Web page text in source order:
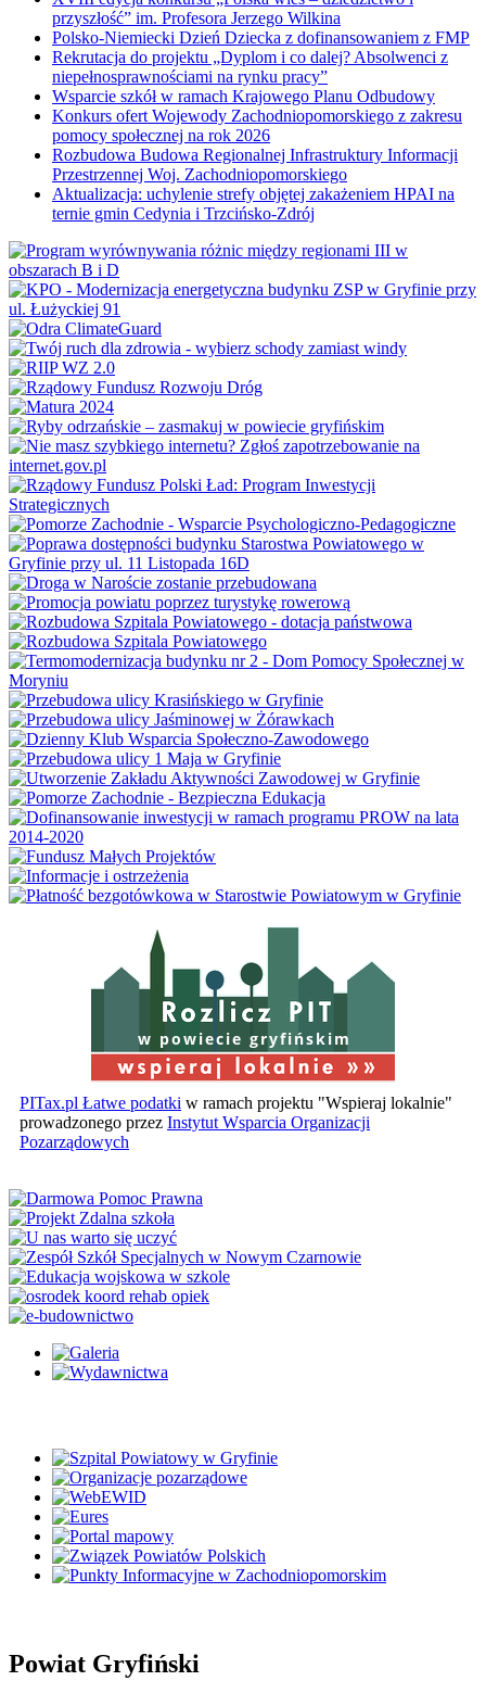
przyszłość” im. Profesora Jerzego Wilkina
Polsko-Niemiecki Dzień Dziecka z dofinansowaniem z FMP
Rekrutacja do projektu „Dyplom i co dalej? Absolwenci z
niepełnosprawnościami na rynku pracy”
Wsparcie szkół w ramach Krajowego Planu Odbudowy
Konkurs ofert Wojewody Zachodniopomorskiego z zakresu
pomocy społecznej na rok 2026
Rozbudowa Budowa Regionalnej Infrastruktury Informacji
Przestrzennej Woj. Zachodniopomorskiego
Aktualizacja: uchylenie strefy objętej zakażeniem HPAI na
ternie gmin Cedynia i Trzcińsko-Zdrój
w powiecie gryfińskim
PITax.pl Łatwe podatki w ramach projektu "Wspieraj lokalnie"
prowadzonego przez Instytut Wsparcia Organizacji
Pozarządowych
Powiat Gryfiński